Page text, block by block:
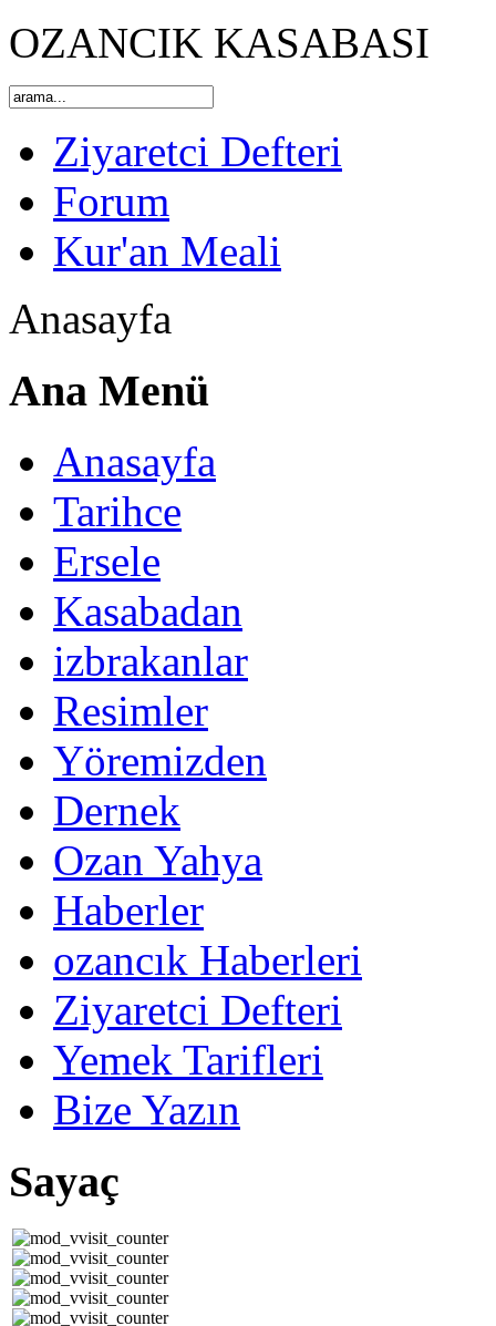
OZANCIK KASABASI
Ziyaretci Defteri
Forum
Kur'an Meali
Anasayfa
Ana Menü
Anasayfa
Tarihce
Ersele
Kasabadan
izbrakanlar
Resimler
Yöremizden
Dernek
Ozan Yahya
Haberler
ozancık Haberleri
Ziyaretci Defteri
Yemek Tarifleri
Bize Yazın
Sayaç